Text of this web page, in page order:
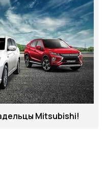
Mitsubishi!